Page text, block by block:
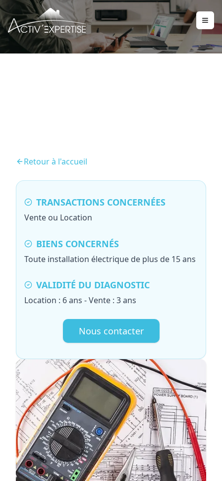
Retour à l'accueil
TRANSACTIONS CONCERNÉES
Vente ou Location
BIENS CONCERNÉS
Toute installation électrique de plus de 15 ans
VALIDITÉ DU DIAGNOSTIC
Location : 6 ans - Vente : 3 ans
Nous contacter